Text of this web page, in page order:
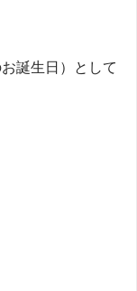
誕生日）として